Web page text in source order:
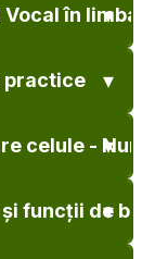
în limba
practice
celule -
funcții de bază